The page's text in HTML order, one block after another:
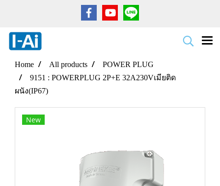
Home All products
POWER PLUG
9151 : POWERPLUG 2P+E 32A230Vเมียติด
ผนัง(IP67)
New